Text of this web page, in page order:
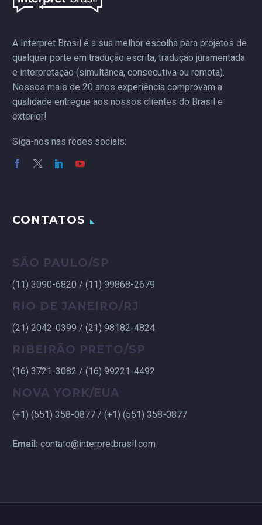
contou os serviços de
tradução simultânea da
Interpret Brasil.
A Interpret Brasil é a sua melhor escolha para projetos de
qualquer porte em tradução escrita, tradução juramentada
e interpretação (simultânea, consecutiva ou remota).
Nossos mais de 20 anos experiência comprovam a
qualidade entregue aos nossos clientes do Brasil e
exterior!
Siga-nos nas redes sociais:
CONTATOS
SÃO PAULO/SP
(11) 3090-6820 / (11) 99868-2679
RIO DE JANEIRO/RJ
(21) 2042-0399 / (21) 98182-4824
RIBEIRÃO PRETO/SP
(16) 3721-3082 / (16) 99221-4492
NOVA YORK/EUA
(+1) (551) 358-0877 / (+1) (551) 358-0877
Email: contato@interpretbrasil.com